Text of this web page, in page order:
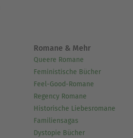
Romane & Mehr
Queere Romane
Feministische Bücher
Feel-Good-Romane
Regency Romane
Historische Liebesromane
Familiensagas
Dystopie Bücher